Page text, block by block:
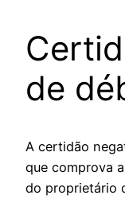
de
A certidão
que comprova
do proprietário